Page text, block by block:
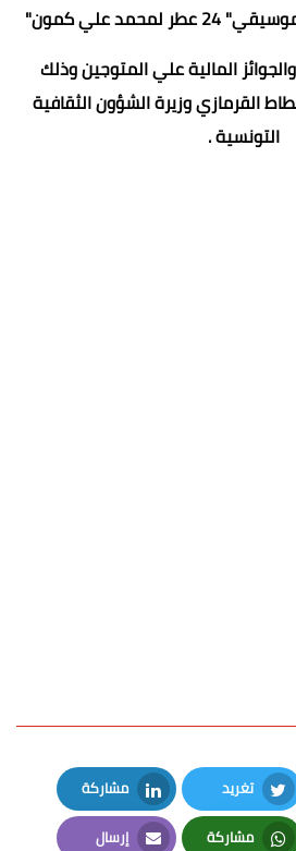
والجوائز المالية علي المتوجين وذلك
القرمازي وزيرة الشؤون الثقافية
التونسية .
تغريد
Twitter
مشاركة
LinkedIn
مشاركة إرسال